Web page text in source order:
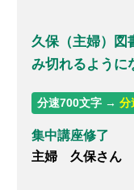
久保（主婦）図
み切れるように
分速700文字 →分
集中講座修了
主婦 久保さん